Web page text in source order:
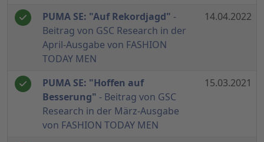
PUMA SE: "Auf Rekordjagd" -
Beitrag von GSC Research in der
April-Ausgabe von FASHION
TODAY MEN
14.04.2022
PUMA SE: "Hoffen auf
Besserung" - Beitrag von GSC
Research in der März-Ausgabe
von FASHION TODAY MEN
15.03.2021